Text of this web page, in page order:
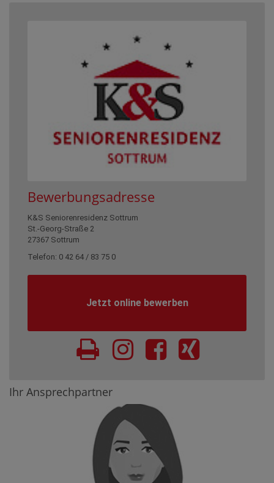
Bewerbungsadresse
K&S Seniorenresidenz Sottrum
St.-Georg-Straße 2
27367 Sottrum
Telefon: 0 42 64 / 83 75 0
Jetzt online bewerben
Ihr Ansprechpartner